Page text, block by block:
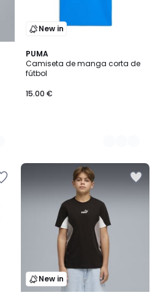
New in
PUMA
Camiseta de manga corta de
fútbol
15.00 €
3
Colores
New in